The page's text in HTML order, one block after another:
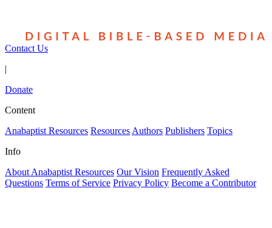
Contact Us
|
Donate
Content
Anabaptist Resources Resources Authors Publishers Topics
Info
About Anabaptist Resources Our Vision Frequently Asked
Questions Terms of Service Privacy Policy Become a Contributor